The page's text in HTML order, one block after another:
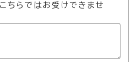
ちらではお受けできませ